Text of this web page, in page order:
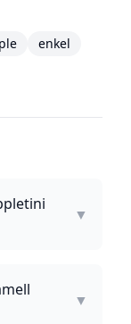
enkel
▼
▼